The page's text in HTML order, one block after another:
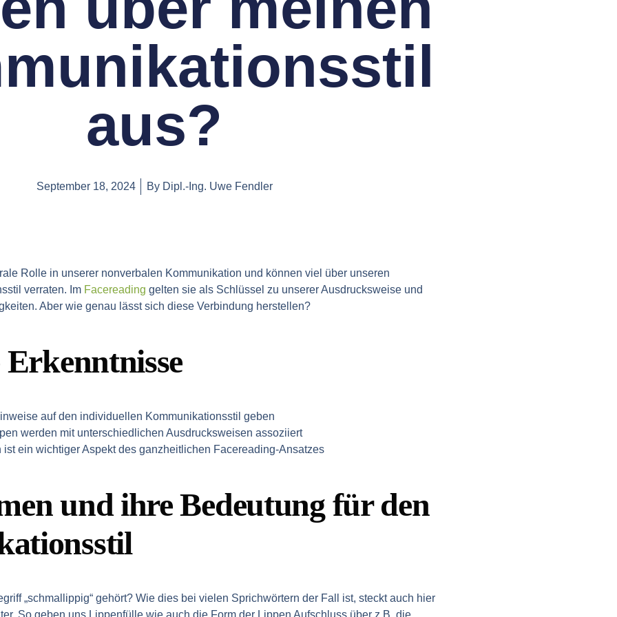
aus?
September 18, 2024 ByDipl.-Ing. Uwe Fendler
Rolle in unserer nonverbalen Kommunikation und können viel über unseren
verraten. Im Facereading gelten sie als Schlüssel zu unserer Ausdrucksweise und
Aber wie genau lässt sich diese Verbindung herstellen?
auf den individuellen Kommunikationsstil geben
werden mit unterschiedlichen Ausdrucksweisen assoziiert
ein wichtiger Aspekt des ganzheitlichen Facereading-Ansatzes
und ihre Bedeutung für den
„schmallippig“ gehört? Wie dies bei vielen Sprichwörtern der Fall ist, steckt auch hier
So geben uns Lippenfülle wie auch die Form der Lippen Aufschluss über z.B. die